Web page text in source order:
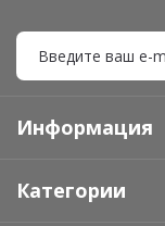
Информация
Категории